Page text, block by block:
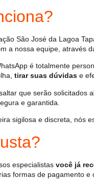
São José da Lagoa
a nossa equipe, através
é totalmente
tirar suas dúvidas e
que serão solicitados
e garantida.
sigilosa e discreta, nós
especialistas você já
formas de pagamento